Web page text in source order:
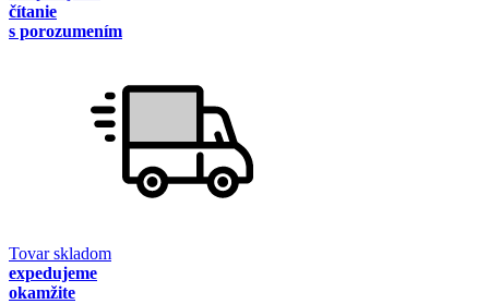
čítanie
s porozumením
Tovar skladom
expedujeme
okamžite